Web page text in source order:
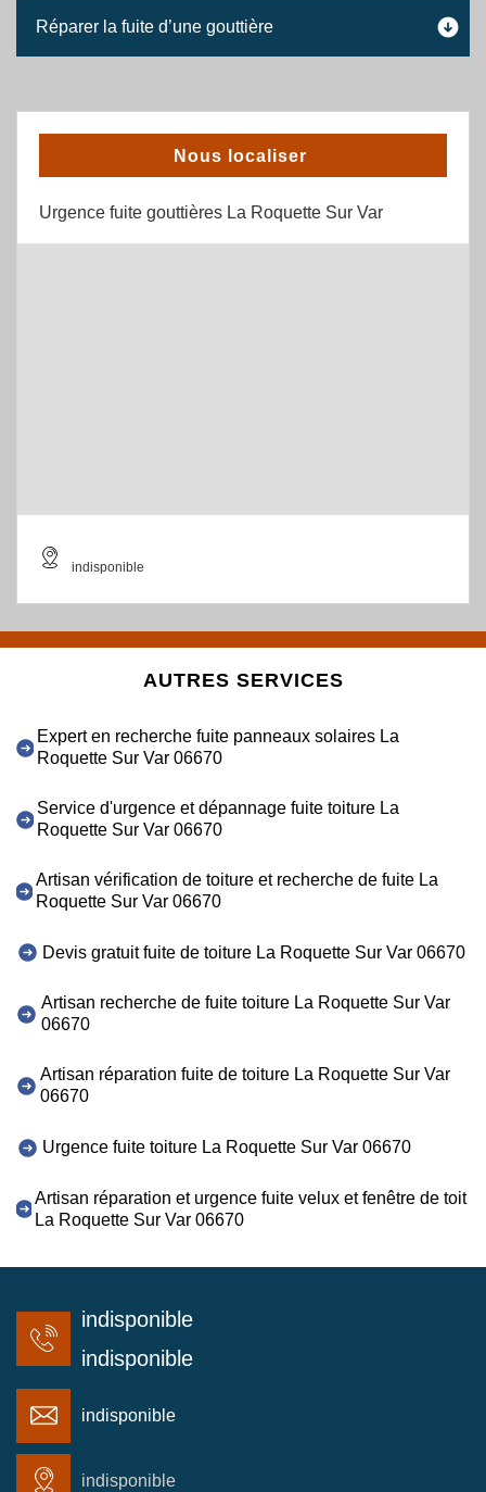
Réparer la fuite d’une gouttière
Nous localiser
Urgence fuite gouttières La Roquette Sur Var
indisponible
AUTRES SERVICES
Expert en recherche fuite panneaux solaires La
Roquette Sur Var 06670
Service d'urgence et dépannage fuite toiture La
Roquette Sur Var 06670
Artisan vérification de toiture et recherche de fuite La
Roquette Sur Var 06670
Devis gratuit fuite de toiture La Roquette Sur Var 06670
Artisan recherche de fuite toiture La Roquette Sur Var
06670
Artisan réparation fuite de toiture La Roquette Sur Var
06670
Urgence fuite toiture La Roquette Sur Var 06670
Artisan réparation et urgence fuite velux et fenêtre de toit
La Roquette Sur Var 06670
indisponible
indisponible
indisponible
indisponible